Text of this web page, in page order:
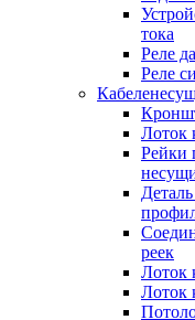
тока
Реле
Реле
Лоток
Рейки
реек
Лоток
Лоток